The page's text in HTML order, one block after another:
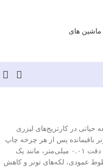
حیاتی در کارتریج‌های لیزری
باقیمانده پس از هر چرخه چاپ
را بر عهده دارد. این تیغه نازک سیلیکونی با دقت ۰.۰۱ میلی‌متر، مانند یک
عمودی، لکه‌های تونر و کاهش